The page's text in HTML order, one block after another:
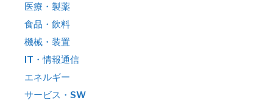
医療・製薬
食品・飲料
機械・装置
IT・情報通信
エネルギー
サービス・SW